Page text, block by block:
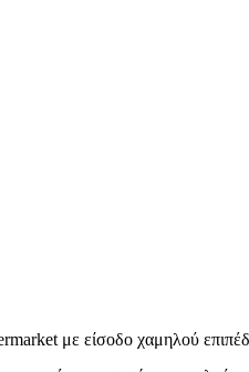
με είσοδο χαμηλού